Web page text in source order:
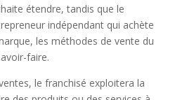
étendre, tandis que le
indépendant qui achète
les méthodes de vente du
faire.
le franchisé exploitera la